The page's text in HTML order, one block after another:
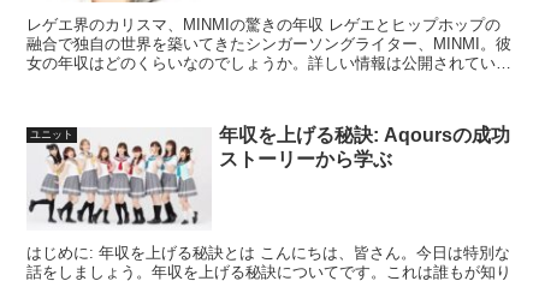
レゲエ界のカリスマ、MINMIの驚きの年収 レゲエとヒップホップの
融合で独自の世界を築いてきたシンガーソングライター、MINMI。彼
女の年収はどのくらいなのでしょうか。詳しい情報は公開されていま
ユニット
年収を上げる秘訣: Aqoursの成功
ストーリーから学ぶ
はじめに: 年収を上げる秘訣とは こんにちは、皆さん。今日は特別な
話をしましょう。年収を上げる秘訣についてです。これは誰もが知り